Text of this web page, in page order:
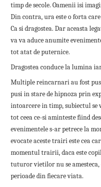
timp de secole. Oamenii isi
Din contra, ura este o forta
Ca si dragostea. Dar aceasta
va va aduce anumite
tot atat de puternice.
Dragostea conduce la lumina
Multiple reincarnari au fost
pusi in stare de hipnoza prin
intoarcere in timp, subiectul se
tot ceea ce-si aminteste fiind
evenimentele s-ar petrece la
evocate aceste trairi este cea
momentul trairii, daca este
tuturor vietilor nu se amesteca,
perioade din fiecare viata.